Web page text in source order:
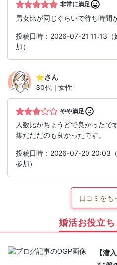
非常に満足
男女比が同じぐらいで待ち時間
投稿日時：2026-07-21 11:13（
加）
⭐︎さん
30代｜女性
やや満足
人数比がちょうどで良かったで
集だだだのも良かったです。
投稿日時：2026-07-20 20:03
参加）
口コミをも
婚活お役立
【潜